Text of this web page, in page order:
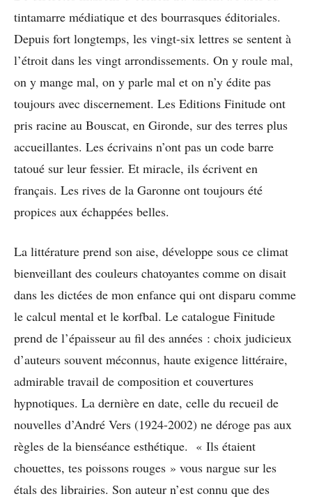
tintamarre médiatique et des bourrasques éditoriales.
Depuis fort longtemps, les vingt-six lettres se sentent à
l’étroit dans les vingt arrondissements. On y roule mal,
on y mange mal, on y parle mal et on n’y édite pas
toujours avec discernement. Les Editions Finitude ont
pris racine au Bouscat, en Gironde, sur des terres plus
accueillantes. Les écrivains n’ont pas un code barre
tatoué sur leur fessier. Et miracle, ils écrivent en
français. Les rives de la Garonne ont toujours été
propices aux échappées belles.
La littérature prend son aise, développe sous ce climat
bienveillant des couleurs chatoyantes comme on disait
dans les dictées de mon enfance qui ont disparu comme
le calcul mental et le korfbal. Le catalogue Finitude
prend de l’épaisseur au fil des années : choix judicieux
d’auteurs souvent méconnus, haute exigence littéraire,
admirable travail de composition et couvertures
hypnotiques. La dernière en date, celle du recueil de
nouvelles d’André Vers (1924-2002) ne déroge pas aux
règles de la bienséance esthétique. « Ils étaient
chouettes, tes poissons rouges » vous nargue sur les
étals des librairies. Son auteur n’est connu que des